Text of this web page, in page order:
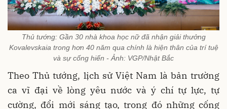
Thủ tướng: Gần 30 nhà khoa học nữ đã nhận giải thưởng
Kovalevskaia trong hơn 40 năm qua chính là hiện thân của trí tuệ
và sự cống hiến - Ảnh: VGP/Nhật Bắc
Theo Thủ tướng, lịch sử Việt Nam là bản trường
ca vĩ đại về lòng yêu nước và ý chí tự lực, tự
cường, đổi mới sáng tạo, trong đó những cống